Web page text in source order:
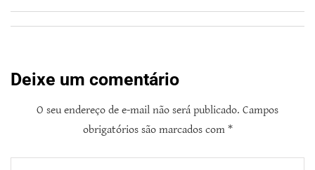
Deixe um comentário
O seu endereço de e-mail não será publicado. Campos
obrigatórios são marcados com *